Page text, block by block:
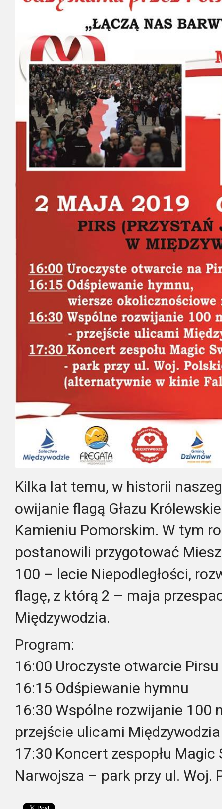
Kilka lat temu, w historii
owijanie flagą Głazu
Kamieniu Pomorskim. W tym
postanowili przygotować
100 – lecie Niepodległości,
flagę, z którą 2 – maja
Międzywodzia.
Program:
16:00 Uroczyste otwarcie
16:15 Odśpiewanie hymnu
16:30 Wspólne rozwijanie 100
przejście ulicami Międzywodzia
17:30 Koncert zespopłu Magic
Narwojsza – park przy ul. Woj.